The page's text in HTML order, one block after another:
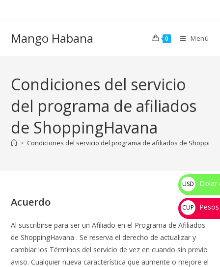
Mango Habana 0 Menú
Condiciones del servicio
del programa de afiliados
de ShoppingHavana
> Condiciones del servicio del programa de afiliados de
Acuerdo
Al suscribirse para ser un Afiliado en el Programa de Afiliados
de ShoppingHavana . Se reserva el derecho de actualizar y
cambiar los Términos del servicio de vez en cuando sin previo
aviso. Cualquier nueva característica que aumente o mejore el
USD
$
Dolar
CUP
💰
Pesos